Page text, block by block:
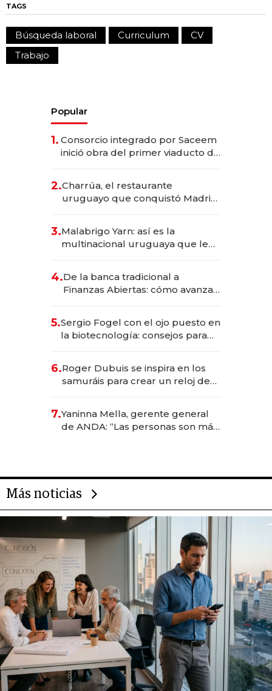
TAGS
Búsqueda laboral Curriculum
CV
Trabajo
Popular
1. Consorcio integrado por Saceem
inició obra del primer viaducto de
millones
2.Charrúa, el restaurante
uruguayo que conquistó Madrid:
anticipación y prepara apertura
3.Malabrigo Yarn: así es la
multinacional uruguaya que le
4.De la banca tradicional a
Finanzas Abiertas: cómo avanza
5.Sergio Fogel con el ojo puesto en
la biotecnología: consejos para
6.Roger Dubuis se inspira en los
samuráis para crear un reloj de
7.Yaninna Mella, gerente general
de ANDA: “Las personas son más
Más noticias